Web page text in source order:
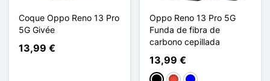
Coque Oppo Reno 13 Pro
5G Givée
13,99 €
Oppo Reno 13 Pro 5G
Funda de fibra de
carbono cepillada
13,99 €